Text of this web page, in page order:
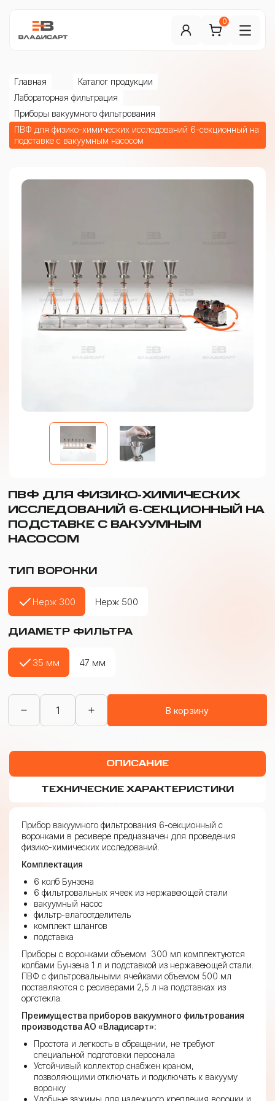
0
Главная
Каталог продукции
Лабораторная фильтрация
Приборы вакуумного фильтрования
ПВФ для физико-химических исследований 6-секционный на
подставке с вакуумным насосом
ПВФ ДЛЯ ФИЗИКО-ХИМИЧЕСКИХ
ИССЛЕДОВАНИЙ 6-СЕКЦИОННЫЙ НА
ПОДСТАВКЕ С ВАКУУМНЫМ
НАСОСОМ
ТИП ВОРОНКИ
Нерж 300 Нерж 500
ДИАМЕТР ФИЛЬТРА
35 мм 47 мм
Количество
товара
ПВФ
химических
6-
секционный
с
вакуумным
насосом
В корзину
ОПИСАНИЕ
ТЕХНИЧЕСКИЕ ХАРАКТЕРИСТИКИ
Прибор вакуумного фильтрования 6-секционный с
воронками в ресивере предназначен для проведения
физико-химических исследований.
Комплектация
6 колб Бунзена
6 фильтровальных ячеек из нержавеющей стали
вакуумный насос
фильтр-влагоотделитель
комплект шлангов
подставка
Приборы с воронками объемом 300 мл комплектуются
колбами Бунзена 1 л и подставкой из нержавеющей стали.
ПВФ с фильтровальными ячейками объемом 500 мл
поставляются с ресиверами 2,5 л на подставках из
оргстекла.
Преимущества приборов вакуумного фильтрования
производства АО «Владисарт»:
Простота и легкость в обращении, не требуют
специальной подготовки персонала
Устойчивый коллектор снабжен краном,
позволяющими отключать и подключать к вакууму
воронку
Удобные зажимы для надежного крепления воронки и